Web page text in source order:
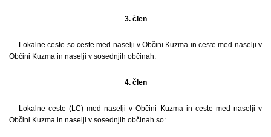
3. člen
Lokalne ceste so ceste med naselji v Občini Kuzma in ceste med naselji v
Občini Kuzma in naselji v sosednjih občinah.
4. člen
Lokalne ceste (LC) med naselji v Občini Kuzma in ceste med naselji v
Občini Kuzma in naselji v sosednjih občinah so: